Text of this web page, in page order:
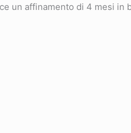
un affinamento di 4 mesi in